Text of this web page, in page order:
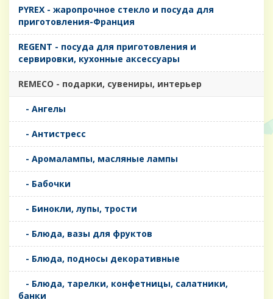
PYREX - жаропрочное стекло и посуда для
приготовления-Франция
REGENT - посуда для приготовления и
сервировки, кухонные аксессуары
REMECO - подарки, сувениры, интерьер
- Ангелы
- Антистресс
- Аромалампы, масляные лампы
- Бабочки
- Бинокли, лупы, трости
- Блюда, вазы для фруктов
- Блюда, подносы декоративные
- Блюда, тарелки, конфетницы, салатники,
банки